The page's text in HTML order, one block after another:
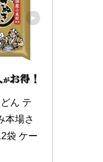
ん テ
本場さ
袋 ケー